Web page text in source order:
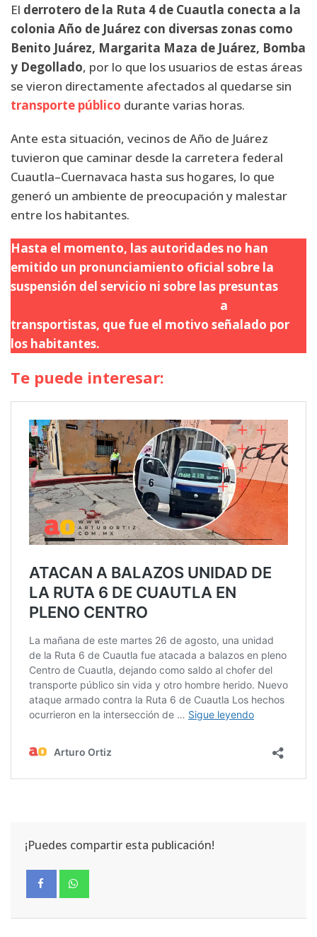
El derrotero de la Ruta 4 de Cuautla conecta a la
colonia Año de Juárez con diversas zonas como
Benito Juárez, Margarita Maza de Juárez, Bomba
y Degollado, por lo que los usuarios de estas áreas
se vieron directamente afectados al quedarse sin
transporte público durante varias horas.
Ante esta situación, vecinos de Año de Juárez
tuvieron que caminar desde la carretera federal
Cuautla–Cuernavaca hasta sus hogares, lo que
generó un ambiente de preocupación y malestar
entre los habitantes.
Hasta el momento, las autoridades no han
emitido un pronunciamiento oficial sobre la
suspensión del servicio ni sobre las presuntas
a
transportistas, que fue el motivo señalado por
los habitantes.
Te puede interesar:
¡Puedes compartir esta publicación!